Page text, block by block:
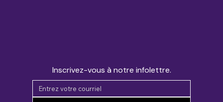
Inscrivez-vous à notre infolettre.